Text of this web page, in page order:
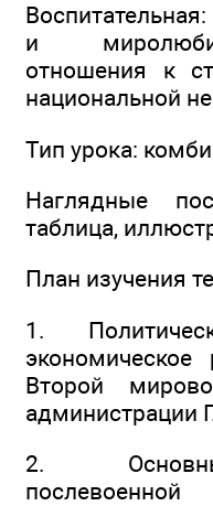
и
отношения к
национальной
Тип урока:
Наглядные
таблица,
План изучения
1.
Второй
администрации
2.